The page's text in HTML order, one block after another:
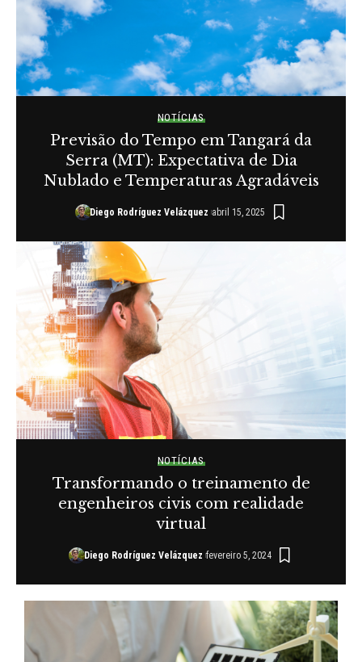
NOTÍCIAS
Previsão do Tempo em Tangará da
Serra (MT): Expectativa de Dia
Nublado e Temperaturas Agradáveis
Diego Rodríguez Velázquez abril 15, 2025
NOTÍCIAS
Transformando o treinamento de
engenheiros civis com realidade
virtual
Diego Rodríguez Velázquez fevereiro 5, 2024